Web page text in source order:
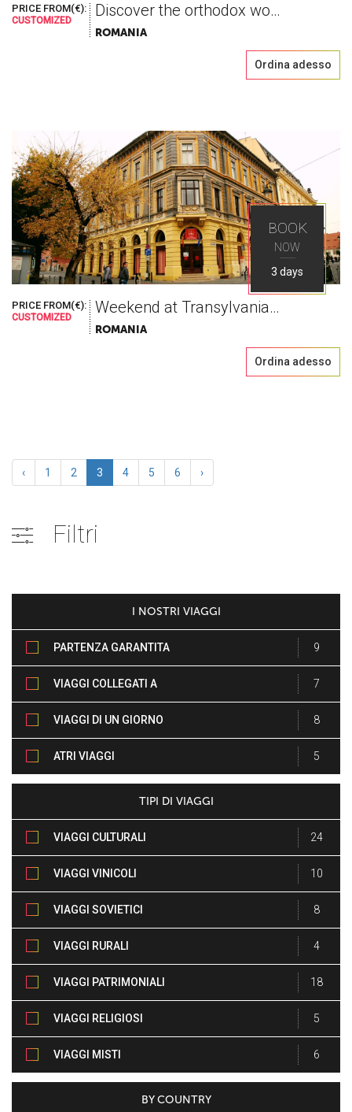
PRICE FROM(€):
CUSTOMIZED
Discover the orthodox world by living in it
ROMANIA
Ordina adesso
BOOK
NOW
3 days
PRICE FROM(€):
CUSTOMIZED
Weekend at Transylvanian Saxons
ROMANIA
Ordina adesso
‹ 1 2 3 4 5 6 ›
Filtri
I NOSTRI VIAGGI
PARTENZA GARANTITA 9
VIAGGI COLLEGATI A
EVENTI
7
VIAGGI DI UN GIORNO
INTERO
8
ATRI VIAGGI 5
TIPI DI VIAGGI
VIAGGI CULTURALI 24
VIAGGI VINICOLI 10
VIAGGI SOVIETICI 8
VIAGGI RURALI 4
VIAGGI PATRIMONIALI 18
VIAGGI RELIGIOSI 5
VIAGGI MISTI 6
BY COUNTRY